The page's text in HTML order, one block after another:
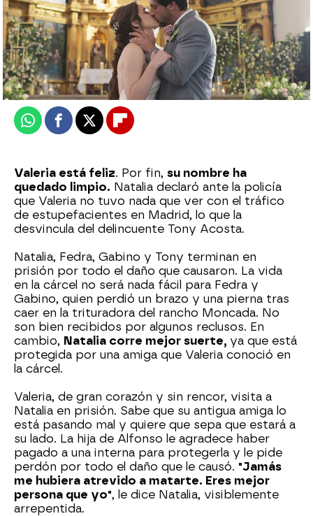
Nova
Publicado:11 de abril de 2025, 21:53
WhatsappFacebook
X Flipboard
Valeria está feliz. Por fin, su nombre ha
quedado limpio. Natalia declaró ante la policía
que Valeria no tuvo nada que ver con el tráfico
de estupefacientes en Madrid, lo que la
desvincula del delincuente Tony Acosta.
Natalia, Fedra, Gabino y Tony terminan en
prisión por todo el daño que causaron. La vida
en la cárcel no será nada fácil para Fedra y
Gabino, quien perdió un brazo y una pierna tras
caer en la trituradora del rancho Moncada. No
son bien recibidos por algunos reclusos. En
cambio, Natalia corre mejor suerte, ya que está
protegida por una amiga que Valeria conoció en
la cárcel.
Valeria, de gran corazón y sin rencor, visita a
Natalia en prisión. Sabe que su antigua amiga lo
está pasando mal y quiere que sepa que estará a
su lado. La hija de Alfonso le agradece haber
pagado a una interna para protegerla y le pide
perdón por todo el daño que le causó. "Jamás
me hubiera atrevido a matarte. Eres mejor
persona que yo", le dice Natalia, visiblemente
arrepentida.